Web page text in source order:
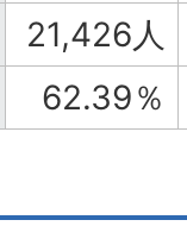
21,426人
62.39％